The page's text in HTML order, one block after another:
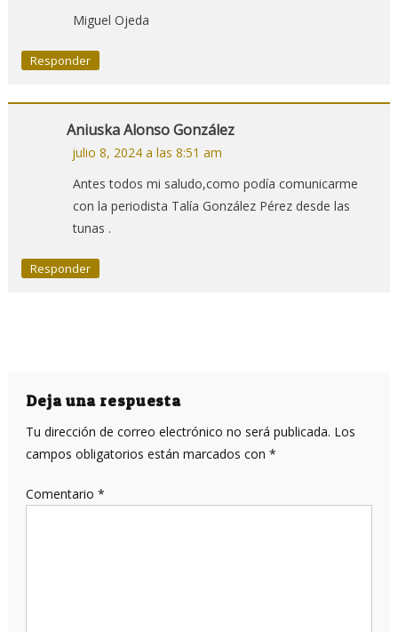
Miguel Ojeda
Responder
Aniuska Alonso González
julio 8, 2024 a las 8:51 am
Antes todos mi saludo,como podía comunicarme
con la periodista Talía González Pérez desde las
tunas .
Responder
Deja una respuesta
Tu dirección de correo electrónico no será publicada. Los
campos obligatorios están marcados con *
Comentario *